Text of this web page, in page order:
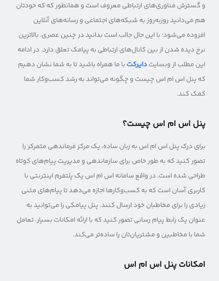
و گسترش فناوری‌های ارتباطی معروف است و همانطور که که خودتان
هم می‌دانید روزبه‌روز به شبکه‌های اجتماعی و رسانه‌های آنلاین
افزوده می‌شود؛ با این حال جالب است بدانید در چنین عصری، بالاترین
نرخ دیده شدن از بین کانال‌های ارتباطی به پیامک تعلق دارد. در ادامه
این مطلب از وبسایتدایرکتبا ما همراه باشید تا به شما نشان دهیم
که پنل اس ام اس چیست و چگونه می‌تواند به رشد کسب‌وکار شما
کمک کند.
پنل اس ام اس چیست؟
برای درک پنل اس ام اس به زبان ساده، یک مرکز فرماندهی متمرکز را
تصور کنید که به طور خاص برای سازماندهی و مدیریت پیام‌های کوتاه
طراحی شده است. در واقع سامانه اس ام اس یک پلتفرم اینترنتی با
کاربری آسان است که به کسب‌و‌کارها اجازه می‌دهد تا پیام‌های متنی
زیادی را برای مخاطبان خود ارسال کنند. پنل پیامکی را می‌توانید به
عنوان یک رابط پیام رسانی تصور کنید که با ارائه امکانات بسیار، تعامل
شما با مخاطبین و مشتریان‌تان را ساده‌تر می‌کند.
امکانات پنل اس ام اس